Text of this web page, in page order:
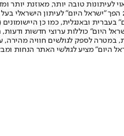
טובה יותר, מאוזנת יותר
תשלום. המהדורה המודפסת הראשונה פורסמה ב-30 ביולי
היום" כוללות ערוצי חדשות
במטרה לספק לגולשים חוויה
היום" מציע לגולשי האתר הנחות